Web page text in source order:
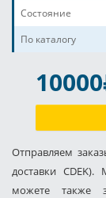
Состояние
По каталогу
10000
Отправляем
доставки
можете также